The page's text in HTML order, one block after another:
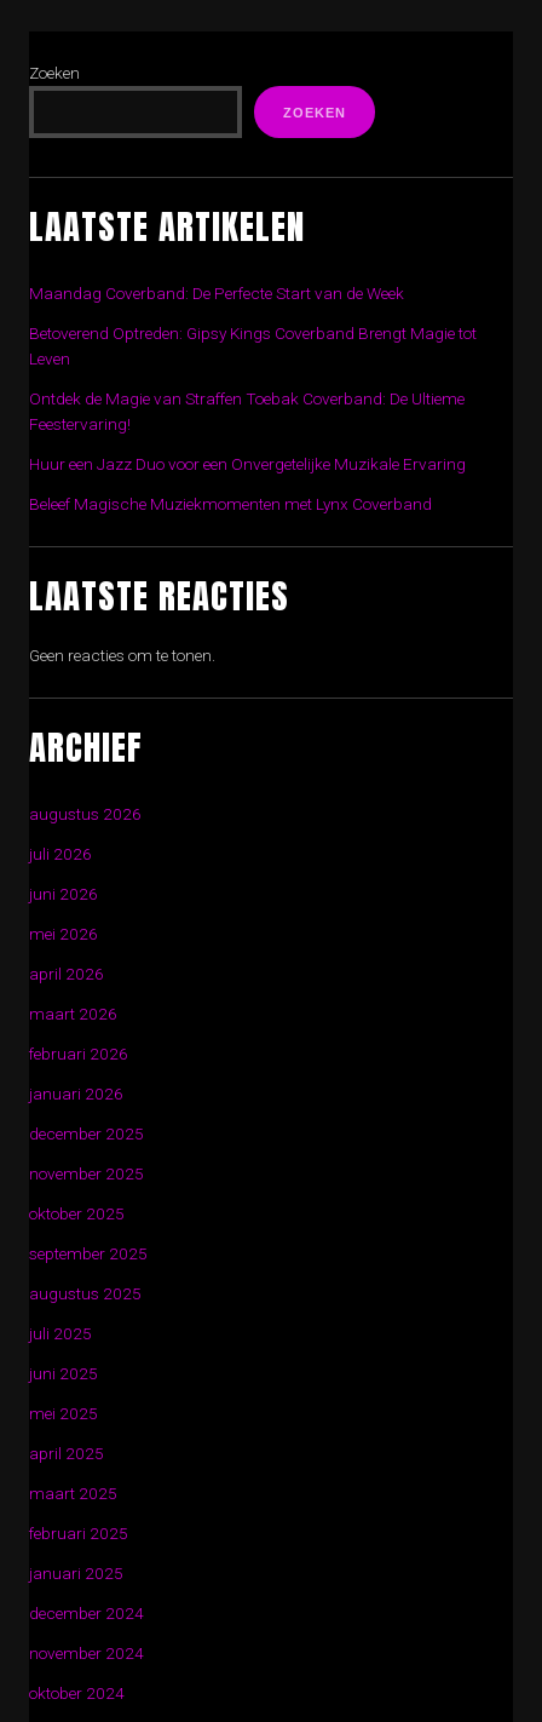
Zoeken
ZOEKEN
LAATSTE ARTIKELEN
Maandag Coverband: De Perfecte Start van de Week
Betoverend Optreden: Gipsy Kings Coverband Brengt Magie tot
Leven
Ontdek de Magie van Straffen Toebak Coverband: De Ultieme
Feestervaring!
Huur een Jazz Duo voor een Onvergetelijke Muzikale Ervaring
Beleef Magische Muziekmomenten met Lynx Coverband
LAATSTE REACTIES
Geen reacties om te tonen.
ARCHIEF
augustus 2026
juli 2026
juni 2026
mei 2026
april 2026
maart 2026
februari 2026
januari 2026
december 2025
november 2025
oktober 2025
september 2025
augustus 2025
juli 2025
juni 2025
mei 2025
april 2025
maart 2025
februari 2025
januari 2025
december 2024
november 2024
oktober 2024